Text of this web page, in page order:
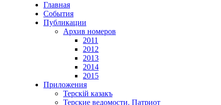
Главная
События
Публикации
Архив номеров
2011
2012
2013
2014
2015
Приложения
Терскiй казакъ
Терские ведомости. Патриот